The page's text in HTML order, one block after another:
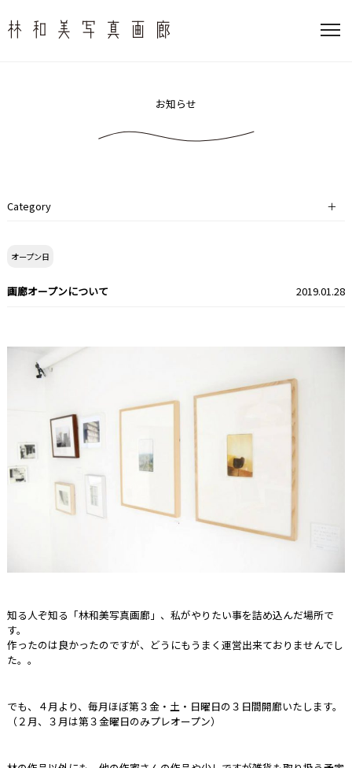
お知らせ
Category
オープン日
画廊オープンについて 2019.01.28
知る人ぞ知る「林和美写真画廊」、私がやりたい事を詰め込んだ場所で
す。
作ったのは良かったのですが、どうにもうまく運営出来ておりませんでし
た。。
でも、４月より、毎月ほぼ第３金・土・日曜日の３日間開廊いたします。
（２月、３月は第３金曜日のみプレオープン）